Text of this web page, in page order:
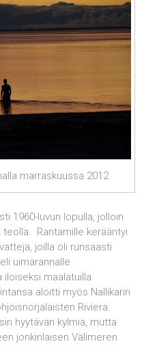
marraskuussa 2012
1960-luvun lopulla, jolloin
Rantamille kerääntyi
joilla oli runsaasti
uimarannalle
iloiseksi maalatuilla
aloitti myös Nallikarin
Riviera.
hyytävän kylmiä, mutta
jonkinlaisen Välimeren